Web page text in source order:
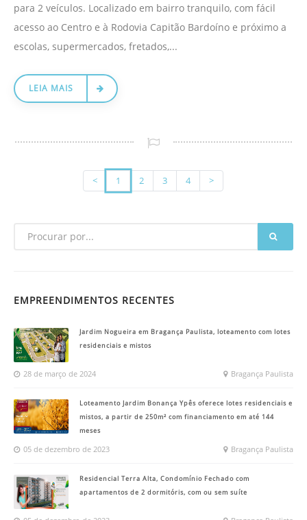
para 2 veículos. Localizado em bairro tranquilo, com fácil
acesso ao Centro e à Rodovia Capitão Bardoíno e próximo a
escolas, supermercados, fretados,...
LEIA MAIS
< 1 2 3 4 >
EMPREENDIMENTOS RECENTES
Jardim Nogueira em Bragança Paulista, loteamento com lotes
residenciais e mistos
28 de março de 2024 Bragança Paulista
Loteamento Jardim Bonança Ypês oferece lotes residenciais e
mistos, a partir de 250m² com financiamento em até 144
meses
05 de dezembro de 2023 Bragança Paulista
Residencial Terra Alta, Condomínio Fechado com
apartamentos de 2 dormitóris, com ou sem suíte